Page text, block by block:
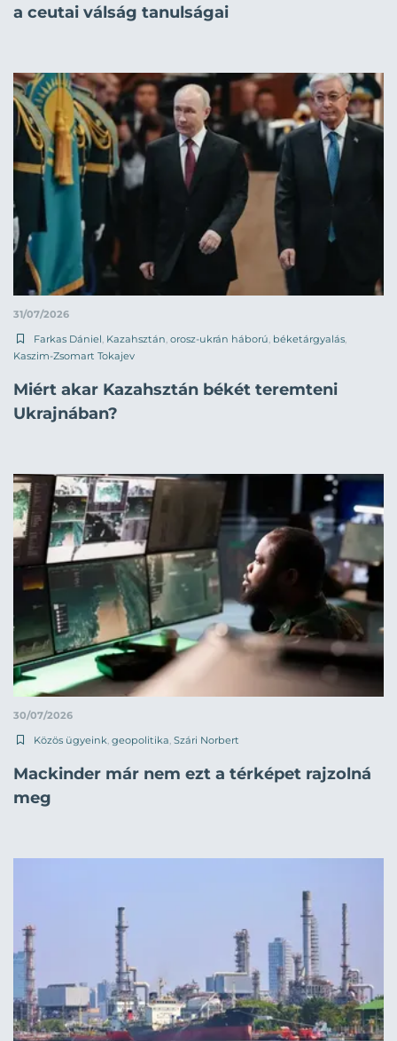
a ceutai válság tanulságai
31/07/2026
Farkas Dániel, Kazahsztán, orosz-ukrán háború, béketárgyalás,
Kaszim-Zsomart Tokajev
Miért akar Kazahsztán békét teremteni
Ukrajnában?
30/07/2026
Közös ügyeink, geopolitika, Szári Norbert
Mackinder már nem ezt a térképet rajzolná
meg